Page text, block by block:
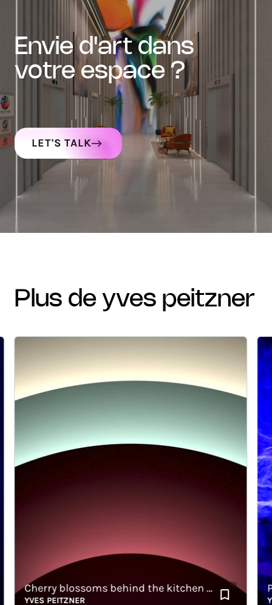
envie d'art dans
votre espace ?
LET'S TALK
plus de yves peitzner
Cherry blossoms behind the kitchen window
YVES PEITZNER